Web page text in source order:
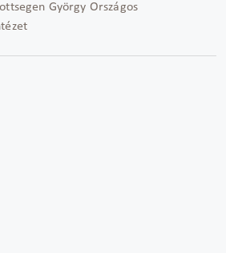
György Országos